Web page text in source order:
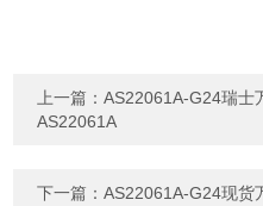
上一篇：AS22061A-G24瑞士
AS22061A
下一篇：AS22061A-G24现货